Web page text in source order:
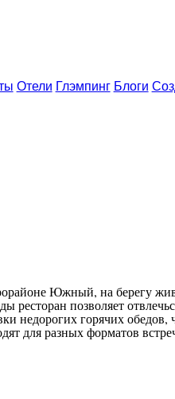
Отели Глэмпинг Блоги
Южный, на берегу
ресторан позволяет
недорогих горячих
для разных форматов